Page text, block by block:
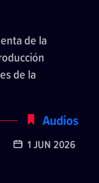
de la
de la
Audios
1 JUN 2026